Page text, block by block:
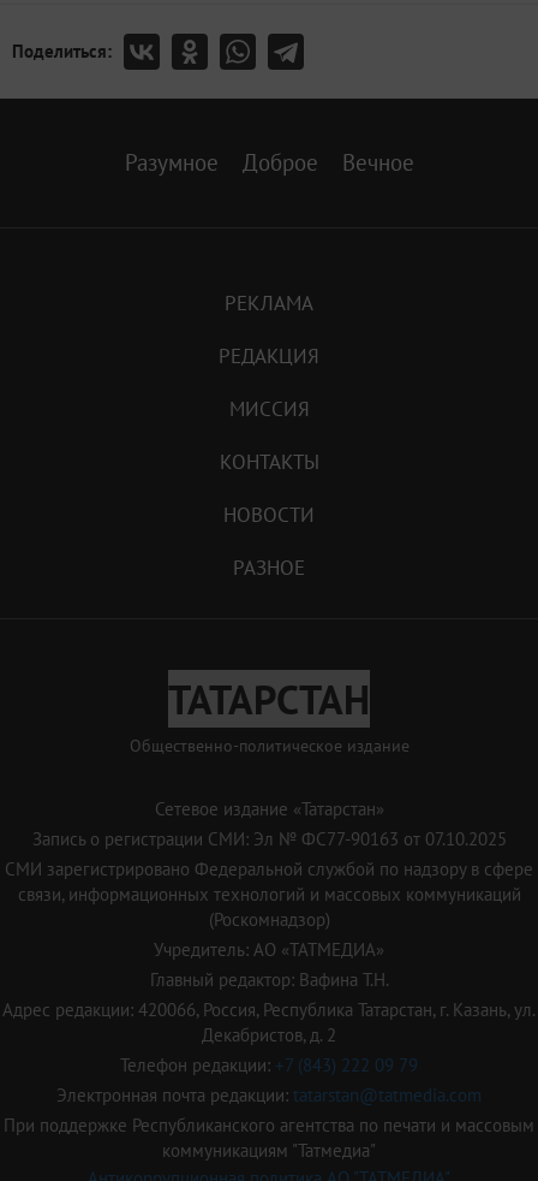
Поделиться:
Разумное Доброе Вечное
РЕКЛАМА
РЕДАКЦИЯ
МИССИЯ
КОНТАКТЫ
НОВОСТИ
РАЗНОЕ
ТАТАРСТАН
Общественно-политическое издание
Сетевое издание «Татарстан»
Запись о регистрации СМИ: Эл № ФС77-90163 от 07.10.2025
СМИ зарегистрировано Федеральной службой по надзору в сфере
связи, информационных технологий и массовых коммуникаций
(Роскомнадзор)
Учредитель: АО «ТАТМЕДИА»
Главный редактор: Вафина Т.Н.
Адрес редакции: 420066, Россия, Республика Татарстан, г. Казань, ул.
Декабристов, д. 2
Телефон редакции: +7 (843) 222 09 79
Электронная почта редакции: tatarstan@tatmedia.com
При поддержке Республиканского агентства по печати и массовым
коммуникациям "Татмедиа"